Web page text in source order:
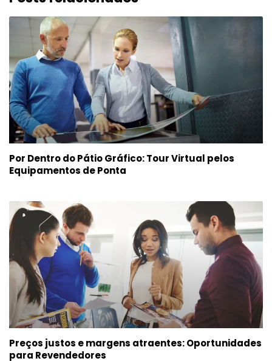
Por Dentro do Pátio Gráfico: Tour Virtual pelos
Equipamentos de Ponta
Preços justos e margens atraentes: Oportunidades
para Revendedores